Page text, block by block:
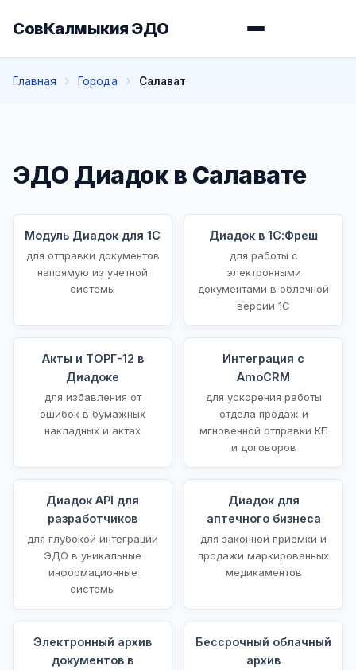
СовКалмыкия ЭДО
Главная Города Салават
ЭДО Диадок в Салавате
Модуль Диадок для 1С
для отправки документов
напрямую из учетной
системы
Диадок в 1С:Фреш
для работы с
электронными
документами в облачной
версии 1С
Акты и ТОРГ-12 в
Диадоке
для избавления от
ошибок в бумажных
накладных и актах
Интеграция с
AmoCRM
для ускорения работы
отдела продаж и
мгновенной отправки КП
и договоров
Диадок API для
разработчиков
для глубокой интеграции
ЭДО в уникальные
информационные
системы
Диадок для
аптечного бизнеса
для законной приемки и
продажи маркированных
медикаментов
Электронный архив
документов в
Бессрочный облачный
архив